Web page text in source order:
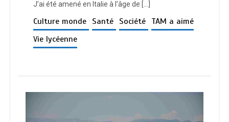
J’ai été amené en Italie à l’âge de […]
Culture monde Santé Société TAM a aimé
Vie lycéenne